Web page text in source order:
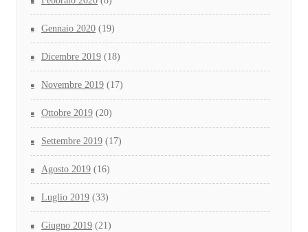
Gennaio 2020 (19)
Dicembre 2019 (18)
Novembre 2019 (17)
Ottobre 2019 (20)
Settembre 2019 (17)
Agosto 2019 (16)
Luglio 2019 (33)
Giugno 2019 (21)